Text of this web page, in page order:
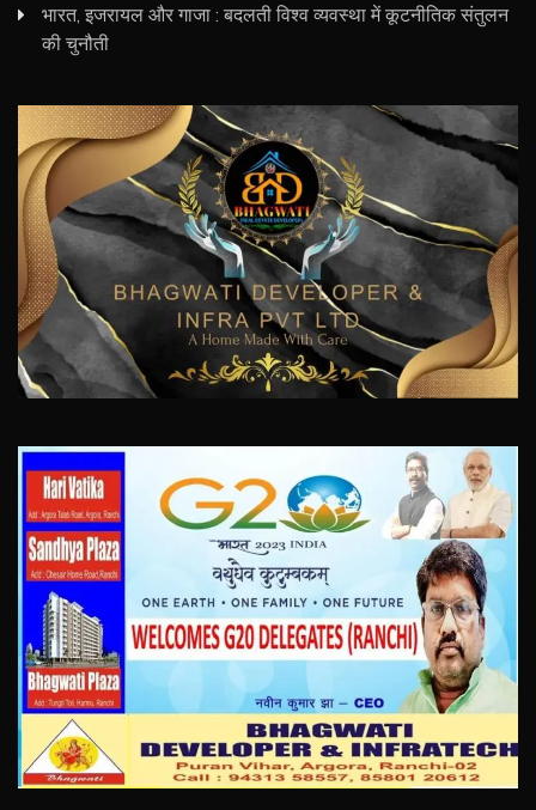
भारत, इजरायल और गाजा : बदलती विश्व व्यवस्था में कूटनीतिक संतुलन
की चुनौती